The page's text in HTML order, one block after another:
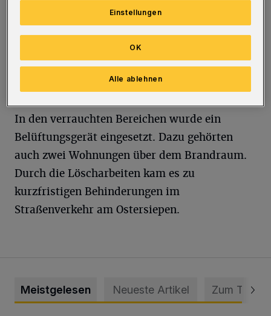
Mehrfamilienhauses“, teilte die Leitstelle am
späten Abend mit. Die Flammen wurden mit
zwei Strahlrohren gelöscht. Wegen der starken
Rauchentwicklung mussten die Einsatzkräfte
Atemschutzgeräte tragen.
In den verrauchten Bereichen wurde ein
Belüftungsgerät eingesetzt. Dazu gehörten
auch zwei Wohnungen über dem Brandraum.
Durch die Löscharbeiten kam es zu
kurzfristigen Behinderungen im
Straßenverkehr am Ostersiepen.
Meistgelesen Neueste Artikel Zum Thema
Einstellungen
Alle ablehnen
OK